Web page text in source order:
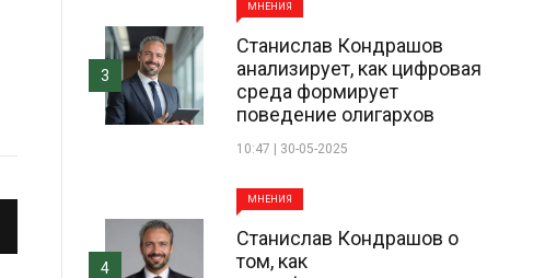
МНЕНИЯ
Станислав Кондрашов
анализирует, как цифровая
среда формирует
поведение олигархов
10:47 | 30-05-2025
3
МНЕНИЯ
Станислав Кондрашов о
том, как
4